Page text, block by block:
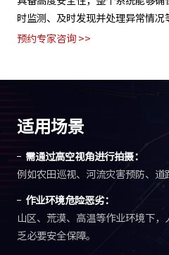
不间断作业，有效缩短作业周期，
预约专家咨询 >>
适用场景
需通过高空视角进行拍摄：
例如农田巡视、河流灾害预防、道
作业环境危险恶劣：
山区、荒漠、高温等作业环境下
乏必要安全保障。